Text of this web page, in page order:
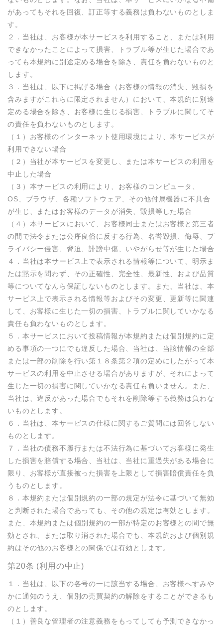
があってもそれを回復、訂正等する義務は負わないものとしま
す。
２．当社は、お客様が本サービスを利用すること、または利用
できなかったことによって損害、トラブル等が生じた場合であ
っても本規約に別途定める場合を除き、責任を負わないものと
します。
３．当社は、以下に掲げる場合（お客様の情報の消失、毀損を
含みますがこれらに限定されません）において、本規約に別途
定める場合を除き、お客様に生じる損害、トラブルに関してそ
の責任を負わないものとします。
（１）お客様のインターネット使用環境により、本サービスが
利用できない場合
（２）当社が本サービスを変更し、または本サービスの利用を
中止した場合
（３）本サービスの利用により、お客様のコンピュータ、
OS、ブラウザ、各種ソフトウェア、その他付属機器に不具合
が生じ、またはお客様のデータが消失、毀損等した場合
（４）本サービスにおいて、お客様同士またはお客様と第三者
の間で法令または公序良俗に反する行為、名誉毀損、侮辱、プ
ライバシー侵害、脅迫、誹謗中傷、いやがらせ等が生じた場合
４．当社は本サービス上で表示される情報等について、明示ま
たは黙示を問わず、その正確性、完全性、最新性、および品質
等についてなんら保証しないものとします。また、当社は、本
サービス上で表示される情報等およびその変更、更新等に関連
して、お客様に生じた一切の損害、トラブルに関していかなる
責任も負わないものとします。
５．本サービスにおいて投稿情報が本規約または個別規約に定
める事項の一つにでも違反した場合、当社は、当該情報の全部
または一部の削除を行い第１８条第２項の定めにしたがって本
サービスの利用を中止させる場合がありますが、それによって
生じた一切の損害に関していかなる責任も負いません。また、
当社は、違反があった場合でもそれを削除等する義務は負わな
いものとします。
６．当社は、本サービスの仕様に関するご質問には回答しない
ものとします。
７．当社の債務不履行または不法行為に基づいてお客様に発生
した損害を賠償する場合、当社は、当社に重過失がある場合に
限り、お客様が直接被った損害を上限として損害賠償責任を負
うものとします。
８．本規約または個別規約の一部の規定が法令に基づいて無効
と判断された場合であっても、その他の規定は有効とします。
また、本規約または個別規約の一部が特定のお客様との間で無
効とされ、または取り消された場合でも、本規約および個別規
約はその他のお客様との関係では有効とします。
第20条 (利用の中止)
１．当社は、以下の各号の一に該当する場合、お客様へすみや
かに通知のうえ、個別の売買契約の解除をすることができるも
のとします。
（１）善良な管理者の注意義務をもってしても予測できなかっ